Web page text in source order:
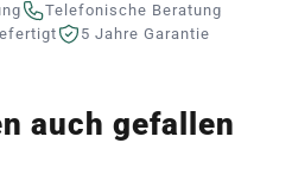
Telefonische Beratung
5 Jahre Garantie
auch gefallen